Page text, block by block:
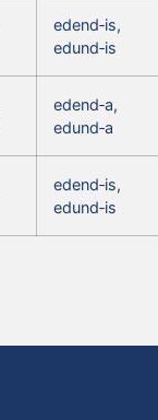
edend‑is,
edund‑is
edend‑a,
edund‑a
edend‑is,
edund‑is